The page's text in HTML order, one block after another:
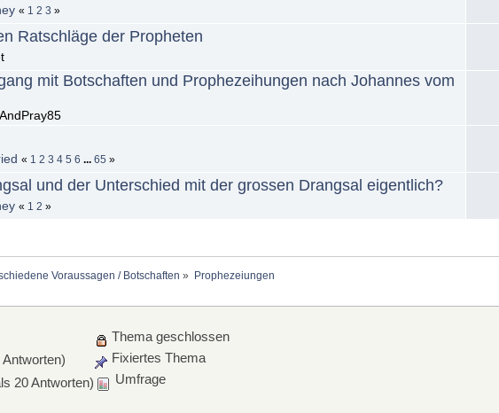
« 1 2 3 »
Ratschläge der Propheten
mit Botschaften und Prophezeihungen nach Johannes vom
« 1 2 3 4 5 6 ...65 »
und der Unterschied mit der grossen Drangsal eigentlich?
« 1 2 »
Voraussagen / Botschaften » Prophezeiungen
20 Antworten)
Thema geschlossen
Fixiertes Thema
Umfrage